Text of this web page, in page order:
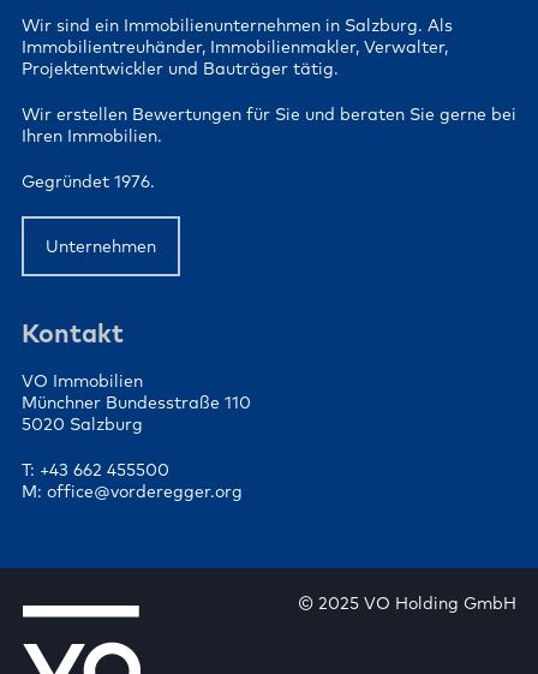
Wir sind ein Immobilienunternehmen in Salzburg. Als
Immobilientreuhänder, Immobilienmakler, Verwalter,
Projektentwickler und Bauträger tätig.
Wir erstellen Bewertungen für Sie und beraten Sie gerne bei
Ihren Immobilien.
Gegründet 1976.
Unternehmen
Kontakt
VO Immobilien
Münchner Bundesstraße 110
5020 Salzburg
T: +43 662 455500
M: office@vorderegger.org
© 2025 VO Holding GmbH